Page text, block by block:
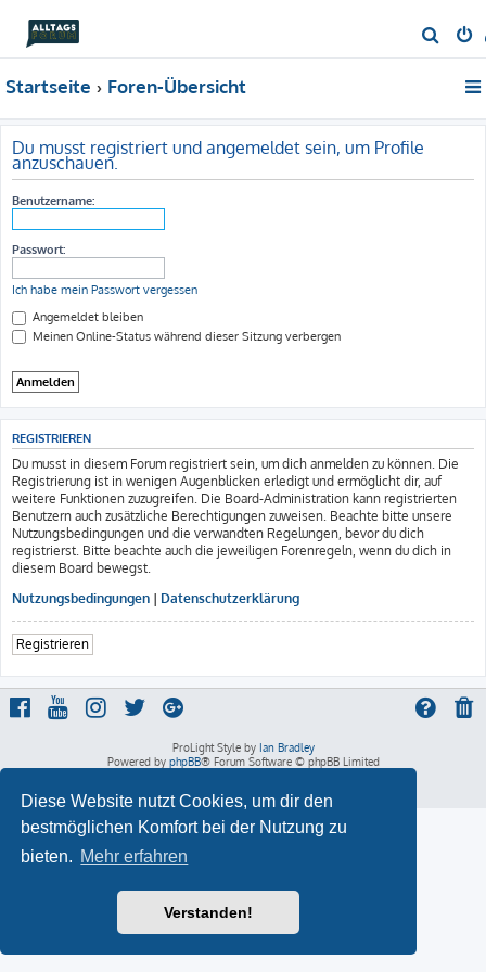
Diese Website nutzt Cookies, um dir den
bestmöglichen Komfort bei der Nutzung zu
bieten. Mehr erfahren
Verstanden!
u
Startseite Foren-Übersicht
Du musst registriert und angemeldet sein, um Profile
anzuschauen.
Benutzername:
Passwort:
Ich habe mein Passwort vergessen
Angemeldet bleiben
Meinen Online-Status während dieser Sitzung verbergen
REGISTRIEREN
Du musst in diesem Forum registriert sein, um dich anmelden zu können. Die
Registrierung ist in wenigen Augenblicken erledigt und ermöglicht dir, auf
weitere Funktionen zuzugreifen. Die Board-Administration kann registrierten
Benutzern auch zusätzliche Berechtigungen zuweisen. Beachte bitte unsere
Nutzungsbedingungen und die verwandten Regelungen, bevor du dich
registrierst. Bitte beachte auch die jeweiligen Forenregeln, wenn du dich in
diesem Board bewegst.
Nutzungsbedingungen | Datenschutzerklärung
Registrieren
ProLight Style by Ian Bradley
Powered by phpBB® Forum Software © phpBB Limited